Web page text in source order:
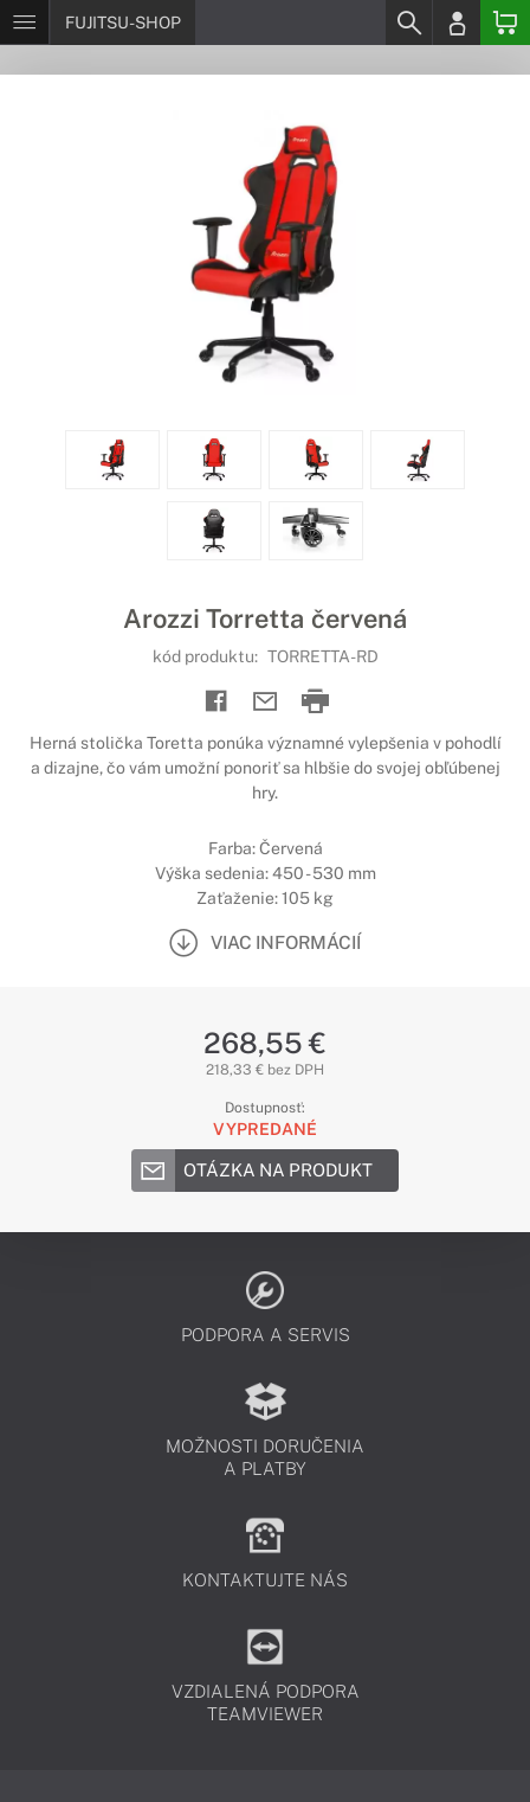
FUJITSU-SHOP
Arozzi Torretta červená
kód produktu: TORRETTA-RD
Herná stolička Toretta ponúka významné vylepšenia v pohodlí
a dizajne, čo vám umožní ponoriť sa hlbšie do svojej obľúbenej
hry.
Farba: Červená
Výška sedenia: 450 - 530 mm
Zaťaženie: 105 kg
VIAC INFORMÁCIÍ
268,55 €
218,33 € bez DPH
Dostupnosť:
VYPREDANÉ
OTÁZKA NA PRODUKT
PODPORA A SERVIS
MOŽNOSTI DORUČENIA
A PLATBY
KONTAKTUJTE NÁS
VZDIALENÁ PODPORA
TEAMVIEWER